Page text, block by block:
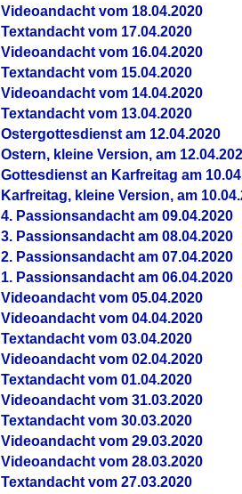
Videoandacht vom 18.04.2020
Textandacht vom 17.04.2020
Videoandacht vom 16.04.2020
Textandacht vom 15.04.2020
Videoandacht vom 14.04.2020
Textandacht vom 13.04.2020
Ostergottesdienst am 12.04.2020
Ostern, kleine Version, am
Gottesdienst an Karfreitag am
Karfreitag, kleine Version, am
4. Passionsandacht am 09.04.2020
3. Passionsandacht am 08.04.2020
2. Passionsandacht am 07.04.2020
1. Passionsandacht am 06.04.2020
Videoandacht vom 05.04.2020
Videoandacht vom 04.04.2020
Textandacht vom 03.04.2020
Videoandacht vom 02.04.2020
Textandacht vom 01.04.2020
Videoandacht vom 31.03.2020
Textandacht vom 30.03.2020
Videoandacht vom 29.03.2020
Videoandacht vom 28.03.2020
Textandacht vom 27.03.2020